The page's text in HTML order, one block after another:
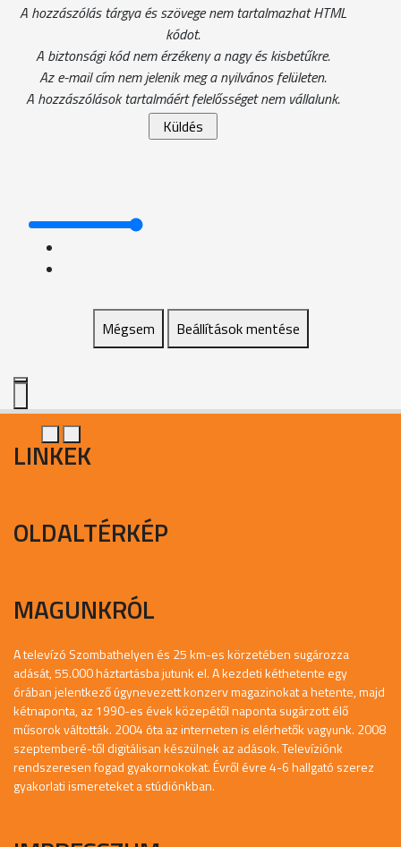
A hozzászólás tárgya és szövege nem tartalmazhat HTML
kódot.
A biztonsági kód nem érzékeny a nagy és kisbetűkre.
Az e-mail cím nem jelenik meg a nyilvános felületen.
A hozzászólások tartalmáért felelősséget nem vállalunk.
Mégsem Beállítások mentése
LINKEK
OLDALTÉRKÉP
MAGUNKRÓL
A televízó Szombathelyen és 25 km-es körzetében sugározza
adását, 55.000 háztartásba jutunk el. A kezdeti kéthetente egy
órában jelentkező úgynevezett konzerv magazinokat a hetente, majd
kétnaponta, az 1990-es évek közepétől naponta sugárzott élő
műsorok váltották. 2004 óta az interneten is elérhetők vagyunk. 2008
szeptemberé-től digitálisan készülnek az adások. Televíziónk
rendszeresen fogad gyakornokokat. Évről évre 4-6 hallgató szerez
gyakorlati ismereteket a stúdiónkban.